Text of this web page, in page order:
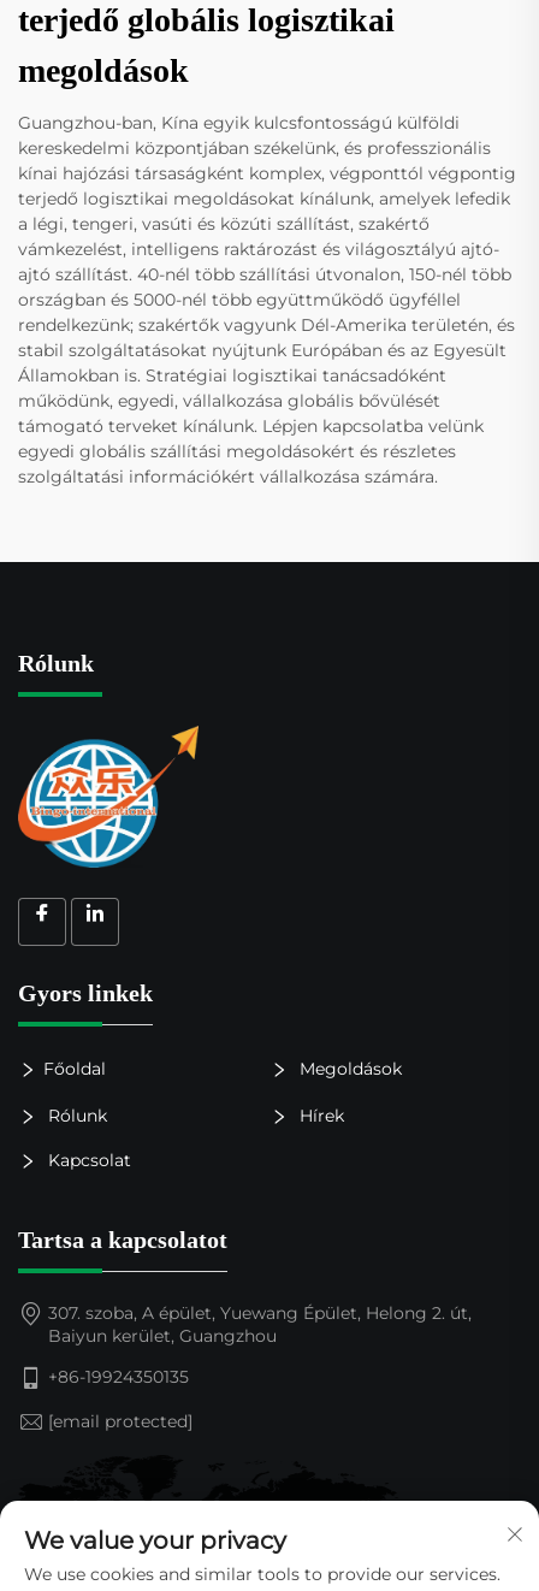
terjedő globális logisztikai
megoldások
Guangzhou-ban, Kína egyik kulcsfontosságú külföldi
kereskedelmi központjában székelünk, és professzionális
kínai hajózási társaságként komplex, végponttól végpontig
terjedő logisztikai megoldásokat kínálunk, amelyek lefedik
a légi, tengeri, vasúti és közúti szállítást, szakértő
vámkezelést, intelligens raktározást és világosztályú ajtó-
ajtó szállítást. 40-nél több szállítási útvonalon, 150-nél több
országban és 5000-nél több együttműködő ügyféllel
rendelkezünk; szakértők vagyunk Dél-Amerika területén, és
stabil szolgáltatásokat nyújtunk Európában és az Egyesült
Államokban is. Stratégiai logisztikai tanácsadóként
működünk, egyedi, vállalkozása globális bővülését
támogató terveket kínálunk. Lépjen kapcsolatba velünk
egyedi globális szállítási megoldásokért és részletes
szolgáltatási információkért vállalkozása számára.
Rólunk
Gyors linkek
Főoldal Megoldások
Rólunk Hírek
Kapcsolat
Tartsa a kapcsolatot
307. szoba, A épület, Yuewang Épület, Helong 2. út,
Baiyun kerület, Guangzhou
+86-19924350135
[email protected]
We value your privacy
We use cookies and similar tools to provide our services.